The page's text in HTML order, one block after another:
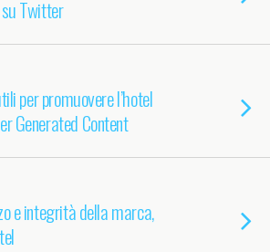
Twitter
per promuovere l’hotel
Generated Content
e integrità della marca,